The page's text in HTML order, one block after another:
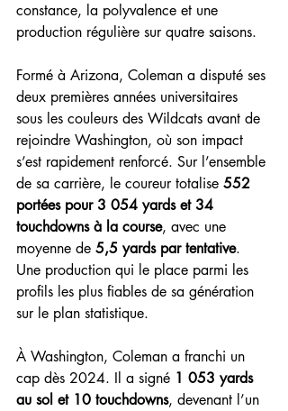
constance, la polyvalence et une
production régulière sur quatre saisons.
Formé à Arizona, Coleman a disputé ses
deux premières années universitaires
sous les couleurs des Wildcats avant de
rejoindre Washington, où son impact
s’est rapidement renforcé. Sur l’ensemble
de sa carrière, le coureur totalise 552
portées pour 3 054 yards et 34
touchdowns à la course, avec une
moyenne de 5,5 yards par tentative.
Une production qui le place parmi les
profils les plus fiables de sa génération
sur le plan statistique.
À Washington, Coleman a franchi un
cap dès 2024. Il a signé 1 053 yards
au sol et 10 touchdowns, devenant l’un